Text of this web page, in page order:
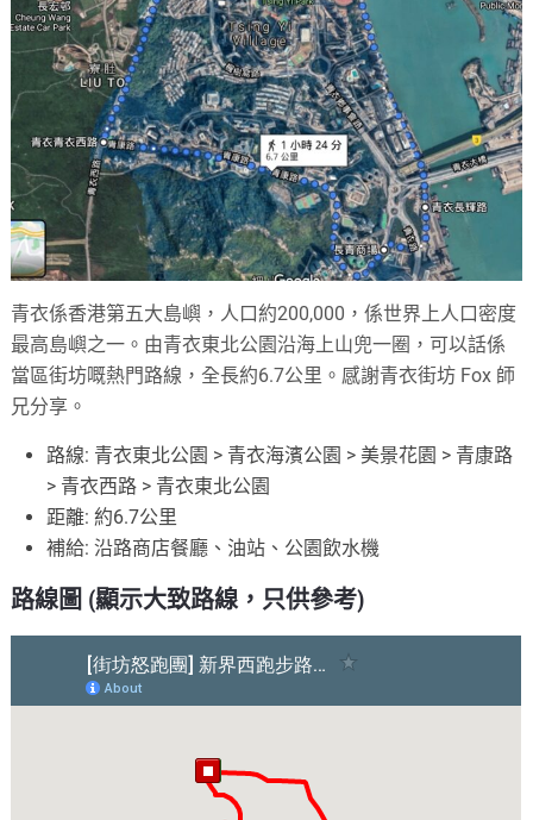
青衣係香港第五大島嶼，人口約200,000，係世界上人口密度
最高島嶼之一。由青衣東北公園沿海上山兜一圈，可以話係
當區街坊嘅熱門路線，全長約6.7公里。感謝青衣街坊 Fox 師
兄分享。
路線: 青衣東北公園 > 青衣海濱公園 > 美景花園 > 青康路
> 青衣西路 > 青衣東北公園
距離: 約6.7公里
補給: 沿路商店餐廳、油站、公園飲水機
路線圖 (顯示大致路線，只供參考)